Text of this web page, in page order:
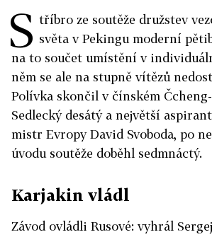
S tříbro ze soutěže družstev
světa v Pekingu moderní
na to součet umístění v
něm se ale na stupně vítězů
Polívka skončil v čínském
Sedlecký desátý a největší
mistr Evropy David Svoboda, po
úvodu soutěže doběhl sedmnáctý.
Karjakin vládl
Závod ovládli Rusové: vyhrál